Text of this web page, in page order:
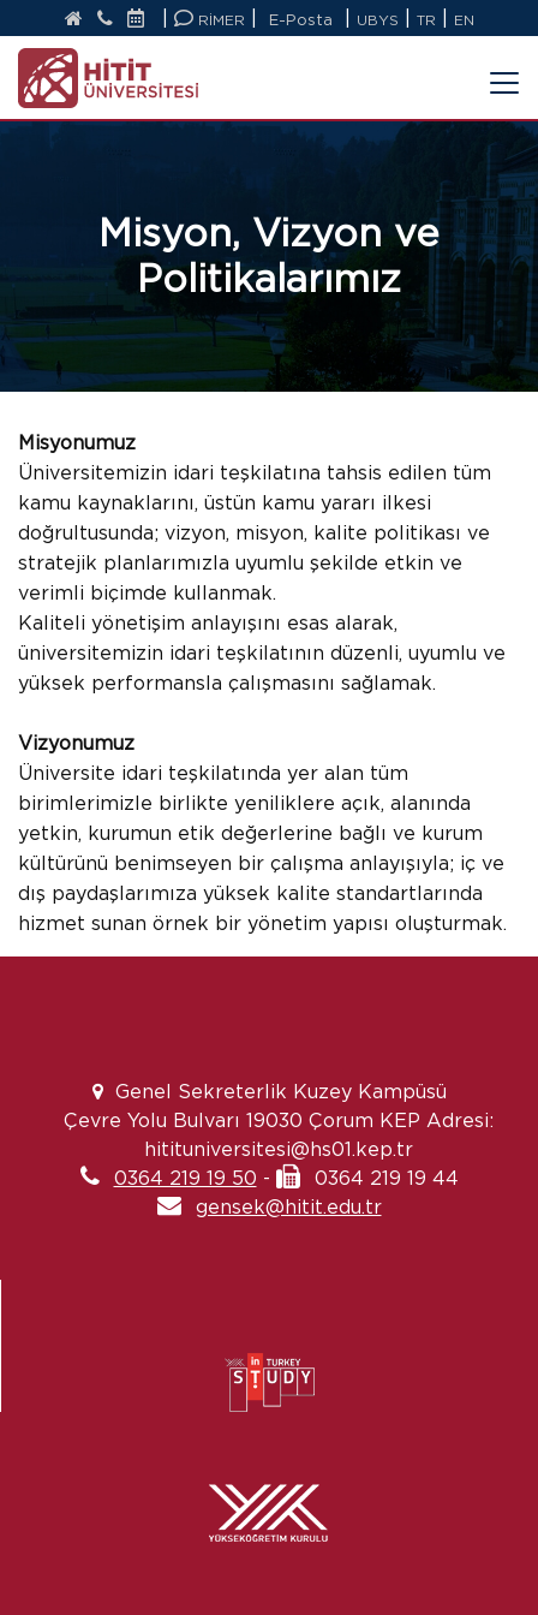
RİMER E-Posta UBYS TR EN
Misyon, Vizyon ve
Politikalarımız
Misyonumuz
Üniversitemizin idari teşkilatına tahsis edilen tüm
kamu kaynaklarını, üstün kamu yararı ilkesi
doğrultusunda; vizyon, misyon, kalite politikası ve
stratejik planlarımızla uyumlu şekilde etkin ve
verimli biçimde kullanmak.
Kaliteli yönetişim anlayışını esas alarak,
üniversitemizin idari teşkilatının düzenli, uyumlu ve
yüksek performansla çalışmasını sağlamak.
Vizyonumuz
Üniversite idari teşkilatında yer alan tüm
birimlerimizle birlikte yeniliklere açık, alanında
yetkin, kurumun etik değerlerine bağlı ve kurum
kültürünü benimseyen bir çalışma anlayışıyla; iç ve
dış paydaşlarımıza yüksek kalite standartlarında
hizmet sunan örnek bir yönetim yapısı oluşturmak.
Genel Sekreterlik Kuzey Kampüsü
Çevre Yolu Bulvarı 19030 Çorum KEP Adresi:
hitituniversitesi@hs01.kep.tr
0364 219 19 50 -
0364 219 19 44
gensek@hitit.edu.tr